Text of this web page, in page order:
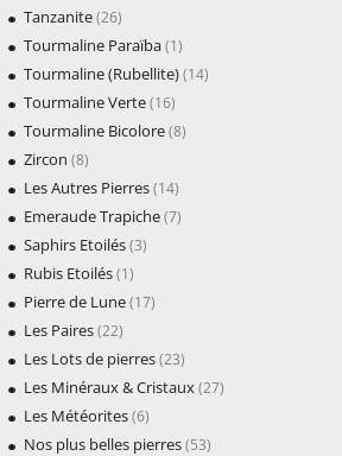
Tanzanite(26)
Tourmaline Paraïba(1)
Tourmaline (Rubellite)(14)
Tourmaline Verte(16)
Tourmaline Bicolore(8)
Zircon (8)
Les Autres Pierres(14)
Emeraude Trapiche(7)
Saphirs Etoilés(3)
Rubis Etoilés(1)
Pierre de Lune(17)
Les Paires(22)
Les Lots de pierres(23)
Les Minéraux & Cristaux(27)
Les Météorites(6)
Nos plus belles pierres(53)